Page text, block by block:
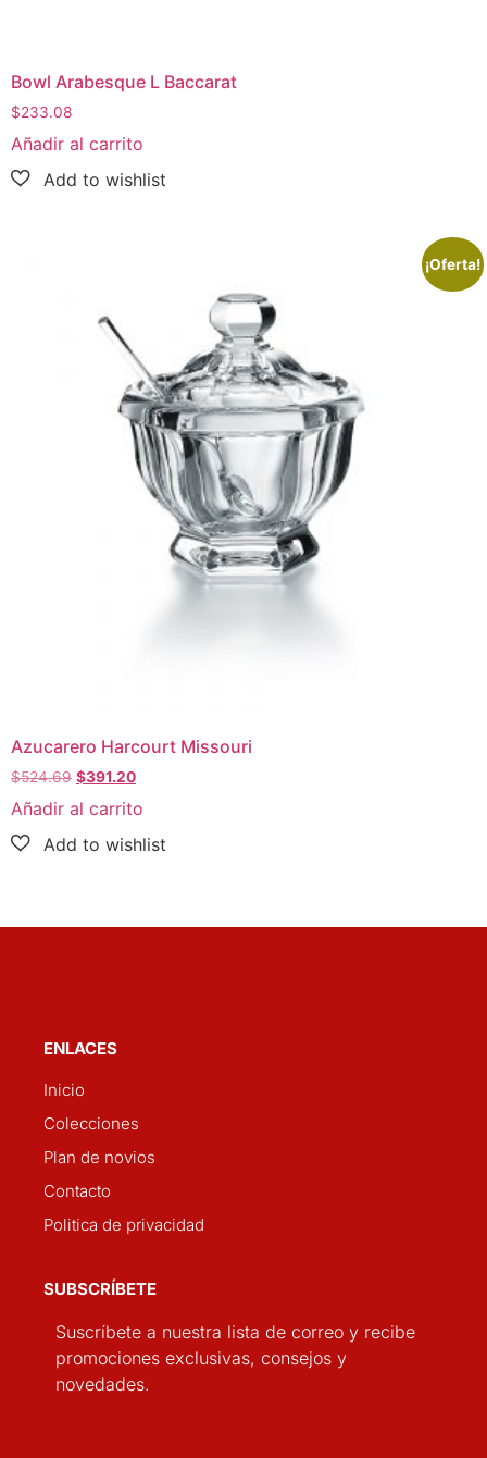
Bowl Arabesque L Baccarat
$233.08
Añadir al carrito
¡Oferta!
Azucarero Harcourt Missouri
$524.69 $391.20
Añadir al carrito
ENLACES
Inicio
Colecciones
Plan de novios
Contacto
Politica de privacidad
SUBSCRÍBETE
Suscríbete a nuestra lista de correo y recibe
promociones exclusivas, consejos y
novedades.